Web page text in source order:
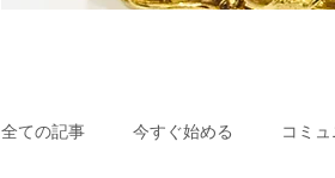
全ての記事 今すぐ始める コミ